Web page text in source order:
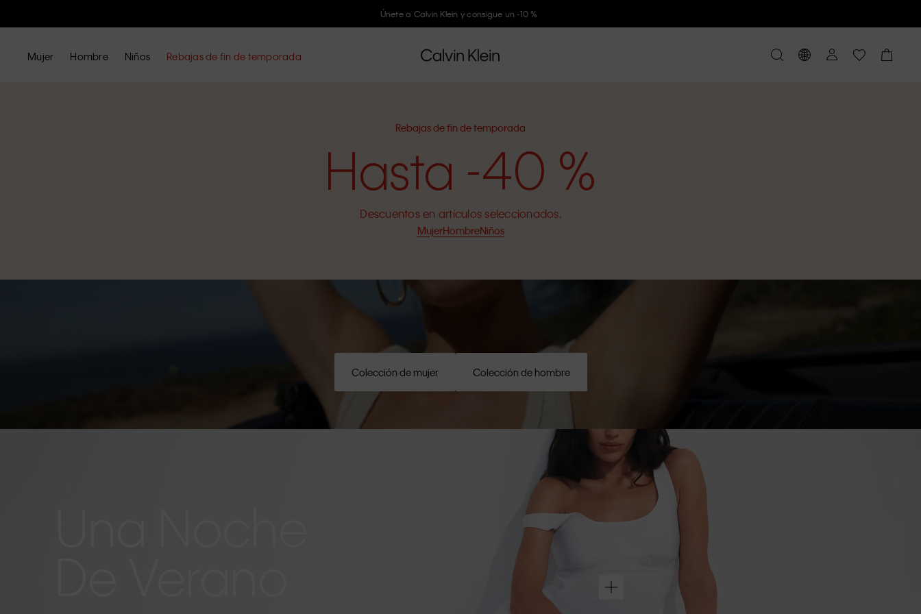
Únete a Calvin Klein y consigue un -10 %
Mujer Hombre Niños Rebajas de fin de temporada
Rebajas de fin de temporada
Hasta -40 %
Descuentos en artículos seleccionados.
MujerHombreNiños
Colección de mujer Colección de hombre